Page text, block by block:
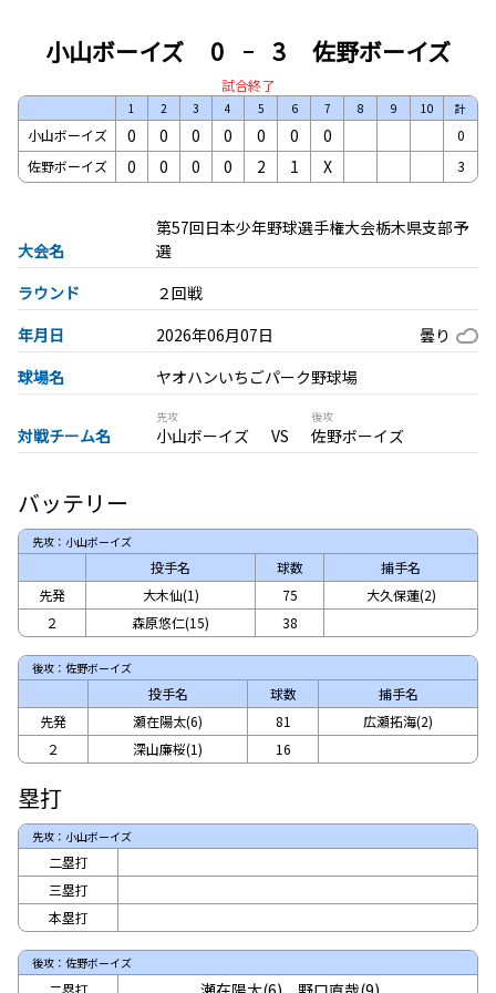
小山ボーイズ 0 佐野ボーイズ
3
試合終了
1 2 3 4 5 6 7 8 9 10 計
小山ボーイズ 0 0 0 0 0 0 0
0
佐野ボーイズ
0 0 0 0 2 1 X 3
大会名
第57回日本少年野球選手権大会栃木県支部予
選
ラウンド
２回戦
年月日
2026年06月07日
曇り
球場名
ヤオハンいちごパーク野球場
対戦チーム名
先攻
小山ボーイズ
後攻
佐野ボーイズ
バッテリー
先攻：小山ボーイズ
投手名 球数
捕手名
先発
大木仙(1) 75
大久保蓮(2)
２
森原悠仁(15) 38
後攻：佐野ボーイズ
投手名 球数
捕手名
先発
瀬在陽太(6) 81
広瀬拓海(2)
２
深山廉桜(1) 16
塁打
先攻：小山ボーイズ
二塁打
三塁打
本塁打
後攻：佐野ボーイズ
二塁打